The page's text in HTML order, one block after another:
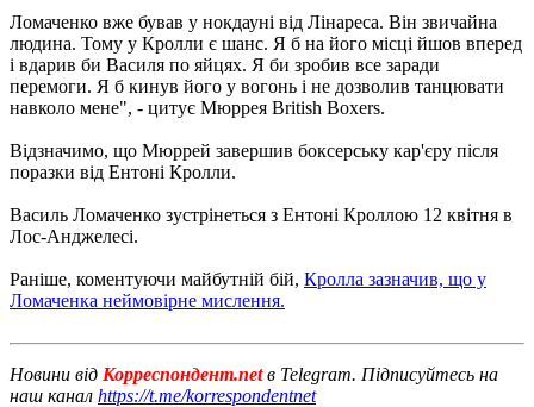
Ломаченко вже бував у нокдауні від Лінареса. Він звичайна
людина. Тому у Кролли є шанс. Я б на його місці йшов вперед
і вдарив би Василя по яйцях. Я би зробив все заради
перемоги. Я б кинув його у вогонь і не дозволив танцювати
навколо мене", - цитує Мюррея British Boxers.
Відзначимо, що Мюррей завершив боксерську кар'єру після
поразки від Ентоні Кролли.
Василь Ломаченко зустрінеться з Ентоні Кроллою 12 квітня в
Лос-Анджелесі.
Раніше, коментуючи майбутній бій, Кролла зазначив, що у
Ломаченка неймовірне мислення.
Новини від Корреспондент.netв Telegram. Підписуйтесь на
наш канал https://t.me/korrespondentnet